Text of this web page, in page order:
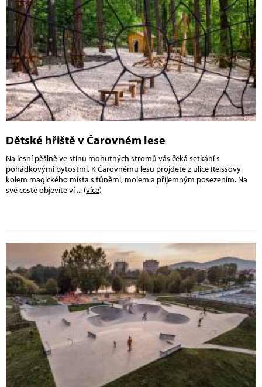
Dětské hřiště v Čarovném lese
Na lesní pěšině ve stínu mohutných stromů vás čeká setkání s
pohádkovými bytostmi. K Čarovnému lesu projdete z ulice Reissovy
kolem magického místa s tůněmi, molem a příjemným posezením. Na
své cestě objevíte ví... (více)